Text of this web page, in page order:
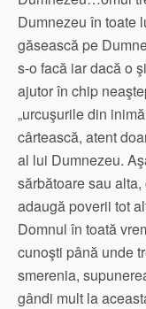
Dumnezeu în toate
găsească pe
s-o facă iar dacă o
ajutor în chip
„urcuşurile din
cârtească, atent
al lui Dumnezeu.
sărbătoare sau
adaugă poverii tot
Domnul în toată
cunoşti până unde
smerenia,
gândi mult la